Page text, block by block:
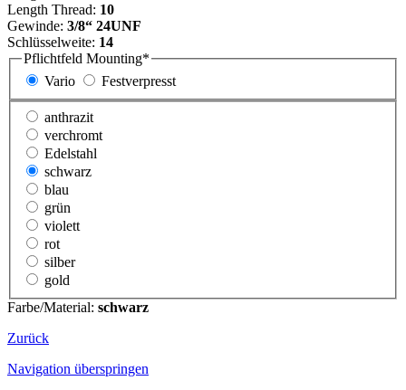
Length Thread: 10
Gewinde: 3/8“ 24UNF
Schlüsselweite: 14
Pflichtfeld Mounting*
Vario
Festverpresst
anthrazit
verchromt
Edelstahl
schwarz
blau
grün
violett
rot
silber
gold
Farbe/Material: schwarz
Zurück
Navigation überspringen